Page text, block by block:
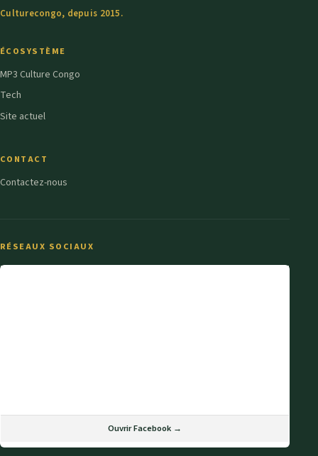
Culturecongo, depuis 2015.
ÉCOSYSTÈME
MP3 Culture Congo
Tech
Site actuel
CONTACT
Contactez-nous
RÉSEAUX SOCIAUX
Ouvrir Facebook →